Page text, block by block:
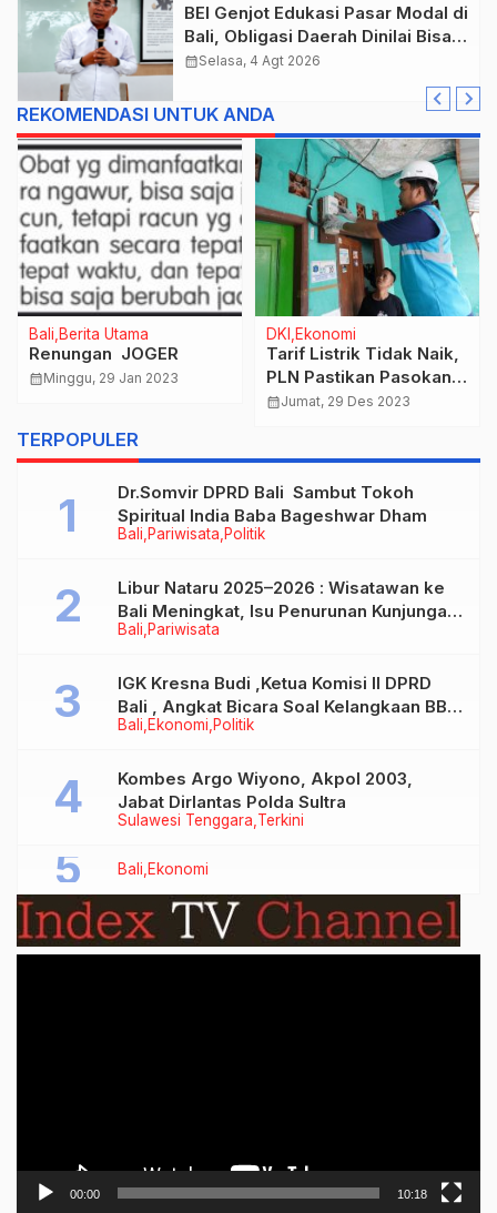
BEI Genjot Edukasi Pasar Modal di
Bali, Obligasi Daerah Dinilai Bisa
Jadi Mesin Percepatan
calendar_monthSelasa, 4 Agt 2026
REKOMENDASI UNTUK ANDA
Bali Berita Utama
Renungan JOGER
calendar_monthMinggu, 29 Jan 2023
DKI Ekonomi
Tarif Listrik Tidak Naik,
PLN Pastikan Pasokan
Andal Dukung
calendar_monthJumat, 29 Des 2023
TERPOPULER
Bali Pariwisata Politik
Dr.Somvir DPRD Bali Sambut Tokoh
Spiritual India Baba Bageshwar Dham
Bali Pariwisata
Libur Nataru 2025–2026 : Wisatawan ke
Bali Meningkat, Isu Penurunan Kunjungan
Tidak Benar
Bali Ekonomi Politik
IGK Kresna Budi ,Ketua Komisi II DPRD
Bali , Angkat Bicara Soal Kelangkaan BBM
Bersubsidi Jenis Solar
Sulawesi Tenggara Terkini
Kombes Argo Wiyono, Akpol 2003,
Jabat Dirlantas Polda Sultra
Bali Ekonomi
00:00 10:18